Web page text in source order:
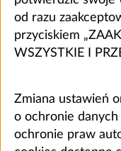
od razu
przyciskiem
WSZYSTKIE I
Zmiana ustawień
o ochronie danych
ochronie praw